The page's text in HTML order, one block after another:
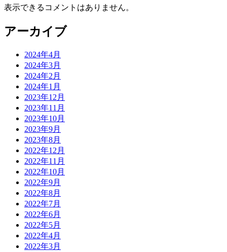
表示できるコメントはありません。
アーカイブ
2024年4月
2024年3月
2024年2月
2024年1月
2023年12月
2023年11月
2023年10月
2023年9月
2023年8月
2022年12月
2022年11月
2022年10月
2022年9月
2022年8月
2022年7月
2022年6月
2022年5月
2022年4月
2022年3月